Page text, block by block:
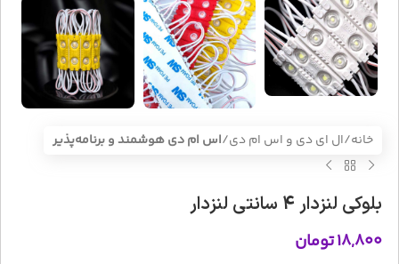
خانه ال ای دی و اس ام دی اس ام دی هوشمند و برنامه‌پذیر
بلوکی لنزدار 4 سانتی لنزدار
۱۸,۸۰۰تومان